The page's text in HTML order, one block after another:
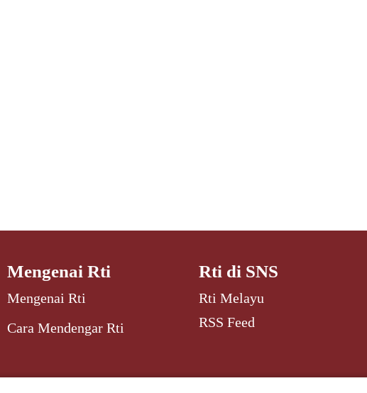
Mengenai Rti
Mengenai Rti
Cara Mendengar Rti
Rti di SNS
Rti Melayu
RSS Feed